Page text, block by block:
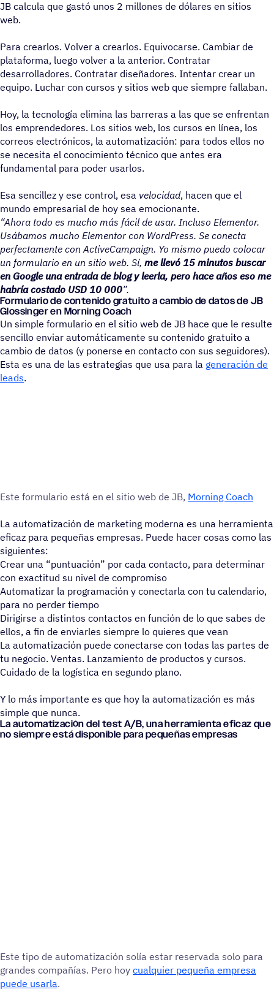
JB calcula que gastó unos 2 millones de dólares en sitios
web.
Para crearlos. Volver a crearlos. Equivocarse. Cambiar de
plataforma, luego volver a la anterior. Contratar
desarrolladores. Contratar diseñadores. Intentar crear un
equipo. Luchar con cursos y sitios web que siempre fallaban.
Hoy, la tecnología elimina las barreras a las que se enfrentan
los emprendedores. Los sitios web, los cursos en línea, los
correos electrónicos, la automatización: para todos ellos no
se necesita el conocimiento técnico que antes era
fundamental para poder usarlos.
Esa sencillez y ese control, esa velocidad, hacen que el
mundo empresarial de hoy sea emocionante.
“Ahora todo es mucho más fácil de usar. Incluso Elementor.
Usábamos mucho Elementor con WordPress. Se conecta
perfectamente con ActiveCampaign. Yo mismo puedo colocar
un formulario en un sitio web. Sí, me llevó 15 minutos buscar
en Google una entrada de blog y leerla, pero hace años eso me
habría costado USD 10 000”.
Formu­la­rio de conte­nido gratuito a cambio de datos de JB
Glos­sin­ger en Morning Coach
Un simple formulario en el sitio web de JB hace que le resulte
sencillo enviar automáticamente su contenido gratuito a
cambio de datos (y ponerse en contacto con sus seguidores).
Esta es una de las estrategias que usa para la generación de
leads.
Este formu­la­rio está en el sitio web de JB, Morning Coach
La automatización de marketing moderna es una herramienta
eficaz para pequeñas empresas. Puede hacer cosas como las
siguientes:
Crear una “puntuación” por cada contacto, para determinar
con exactitud su nivel de compromiso
Automatizar la programación y conectarla con tu calendario,
para no perder tiempo
Dirigirse a distintos contactos en función de lo que sabes de
ellos, a fin de enviarles siempre lo quieres que vean
La automatización puede conectarse con todas las partes de
tu negocio. Ventas. Lanzamiento de productos y cursos.
Cuidado de la logística en segundo plano.
Y lo más importante es que hoy la automatización es más
simple que nunca.
La auto­ma­ti­za­ción del test A/B, una herra­mienta eficaz que
no siempre está dispo­ni­ble para pequeñas empresas
Este tipo de auto­ma­ti­za­ción solía estar reser­vada solo para
grandes compa­ñías. Pero hoy cual­quier pequeña empresa
puede usarla.